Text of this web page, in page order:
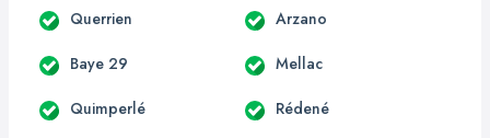
Querrien Arzano
Baye 29 Mellac
Quimperlé Rédené